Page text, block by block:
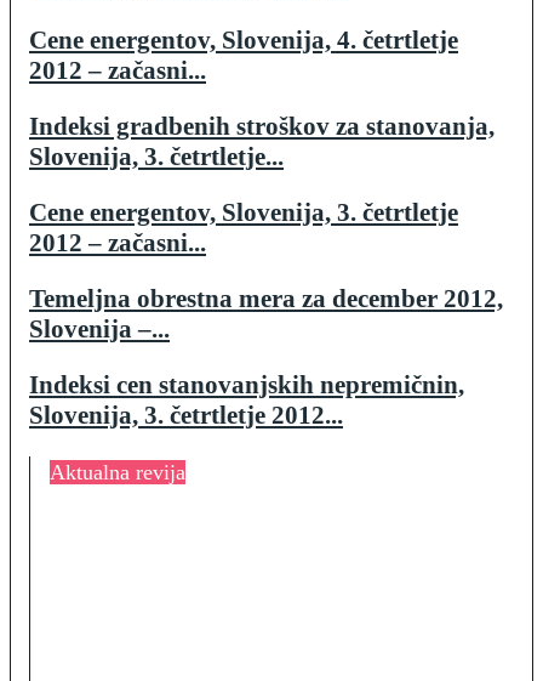
Cene energentov, Slovenija, 4. četrtletje
2012 – začasni...
Indeksi gradbenih stroškov za stanovanja,
Slovenija, 3. četrtletje...
Cene energentov, Slovenija, 3. četrtletje
2012 – začasni...
Temeljna obrestna mera za december 2012,
Slovenija –...
Indeksi cen stanovanjskih nepremičnin,
Slovenija, 3. četrtletje 2012...
Aktualna revija